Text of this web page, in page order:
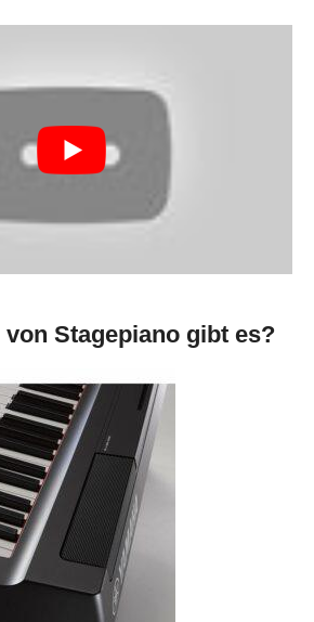
Stagepiano gibt es?